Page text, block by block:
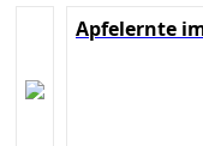
Apfelernte